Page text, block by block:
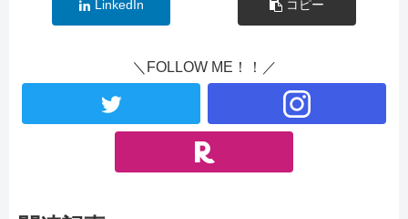
LinkedIn コピー
＼FOLLOW ME！！／